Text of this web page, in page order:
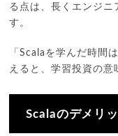
る点は、長くエンジニ
す。
「Scalaを学んだ時間
えると、学習投資の意
Scalaのデメリ